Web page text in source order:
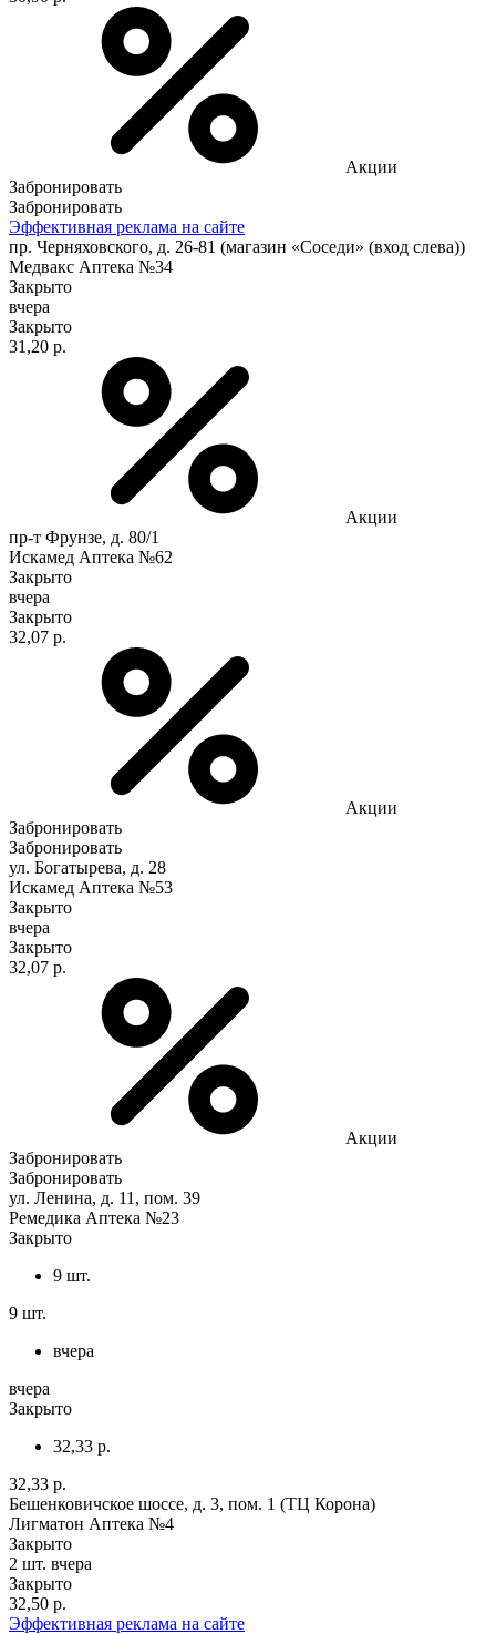
Акции
Забронировать
Забронировать
Эффективная реклама на сайте
пр. Черняховского, д. 26-81 (магазин «Соседи» (вход слева))
Медвакс Аптека №34
Закрыто
вчера
Закрыто
31,20 р.
Акции
пр-т Фрунзе, д. 80/1
Искамед Аптека №62
Закрыто
вчера
Закрыто
32,07 р.
Акции
Забронировать
Забронировать
ул. Богатырева, д. 28
Искамед Аптека №53
Закрыто
вчера
Закрыто
32,07 р.
Акции
Забронировать
Забронировать
ул. Ленина, д. 11, пом. 39
Ремедика Аптека №23
Закрыто
9 шт.
9 шт.
вчера
вчера
Закрыто
32,33 р.
32,33 р.
Бешенковичское шоссе, д. 3, пом. 1 (ТЦ Корона)
Лигматон Аптека №4
Закрыто
2 шт. вчера
Закрыто
32,50 р.
Эффективная реклама на сайте